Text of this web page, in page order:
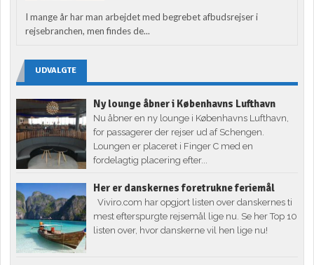
I mange år har man arbejdet med begrebet afbudsrejser i
rejsebranchen, men findes de...
UDVALGTE
Ny lounge åbner i Københavns Lufthavn
Nu åbner en ny lounge i Københavns Lufthavn,
for passagerer der rejser ud af Schengen.
Loungen er placeret i Finger C med en
fordelagtig placering efter...
Her er danskernes foretrukne feriemål
Viviro.com har opgjort listen over danskernes ti
mest efterspurgte rejsemål lige nu. Se her Top 10
listen over, hvor danskerne vil hen lige nu!